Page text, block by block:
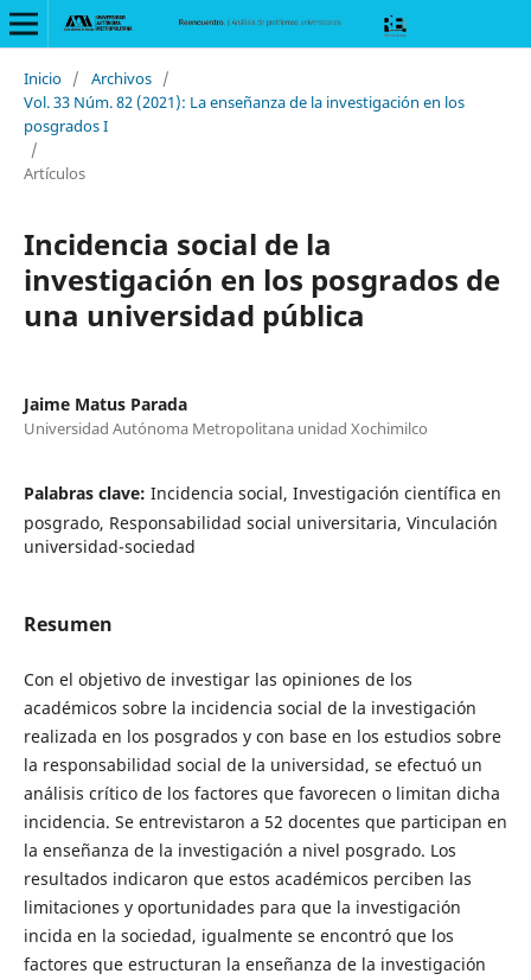
Inicio / Archivos /
Vol. 33 Núm. 82 (2021): La enseñanza de la investigación en los
posgrados I
/
Artículos
Incidencia social de la
investigación en los posgrados de
una universidad pública
Jaime Matus Parada
Universidad Autónoma Metropolitana unidad Xochimilco
Palabras clave: Incidencia social, Investigación científica en
posgrado, Responsabilidad social universitaria, Vinculación
universidad-sociedad
Resumen
Con el objetivo de investigar las opiniones de los
académicos sobre la incidencia social de la investigación
realizada en los posgrados y con base en los estudios sobre
la responsabilidad social de la universidad, se efectuó un
análisis crítico de los factores que favorecen o limitan dicha
incidencia. Se entrevistaron a 52 docentes que participan en
la enseñanza de la investigación a nivel posgrado. Los
resultados indicaron que estos académicos perciben las
limitaciones y oportunidades para que la investigación
incida en la sociedad, igualmente se encontró que los
factores que estructuran la enseñanza de la investigación